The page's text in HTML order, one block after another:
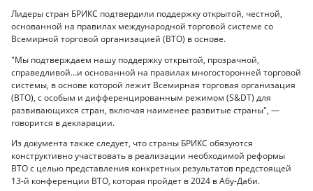
Лидеры стран БРИКС подтвердили поддержку открытой, честной,
основанной на правилах международной торговой системе со
Всемирной торговой организацией (ВТО) в основе.
"Мы подтверждаем нашу поддержку открытой, прозрачной,
справедливой…и основанной на правилах многосторонней торговой
системы, в основе которой лежит Всемирная торговая организация
(ВТО), с особым и дифференцированным режимом (S&DT) для
развивающихся стран, включая наименее развитые страны", —
говорится в декларации.
Из документа также следует, что страны БРИКС обязуются
конструктивно участвовать в реализации необходимой реформы
ВТО с целью представления конкретных результатов предстоящей
13-й конференции ВТО, которая пройдет в 2024 в Абу-Даби.